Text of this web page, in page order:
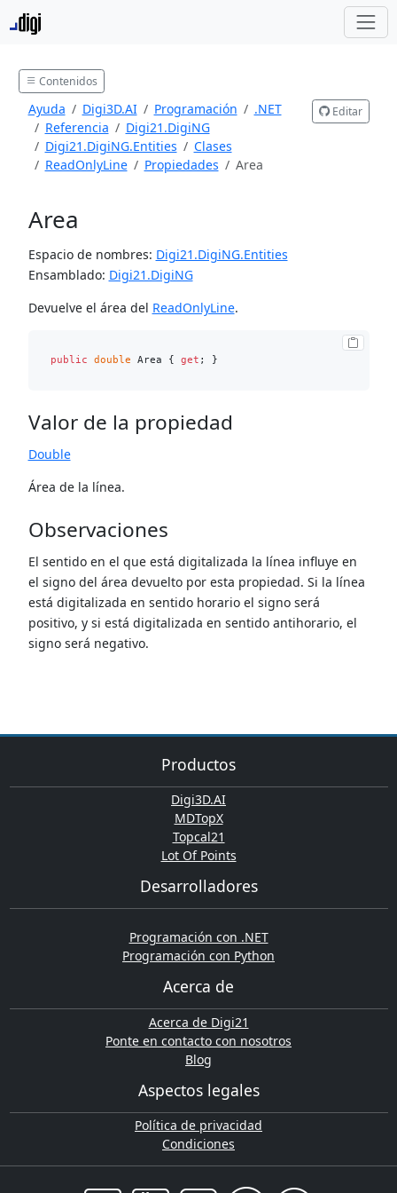
Contenidos
Ayuda Digi3D.AI Programación
.NET
Referencia
Digi21.DigiNG
Digi21.DigiNG.Entities
Clases
ReadOnlyLine
Propiedades Area
Editar
Area
Espacio de nombres: Digi21.DigiNG.Entities
Ensamblado: Digi21.DigiNG
Devuelve el área del ReadOnlyLine.
public double Area { get
Valor de la propiedad
Double
Área de la línea.
Observaciones
El sentido en el que está digitalizada la línea influye en
el signo del área devuelto por esta propiedad. Si la línea
está digitalizada en sentido horario el signo será
positivo, y si está digitalizada en sentido antihorario, el
signo será negativo.
Productos
Digi3D.AI
MDTopX
Topcal21
Lot Of Points
Desarrolladores
Programación con .NET
Programación con Python
Acerca de
Acerca de Digi21
Ponte en contacto con nosotros
Blog
Aspectos legales
Política de privacidad
Condiciones